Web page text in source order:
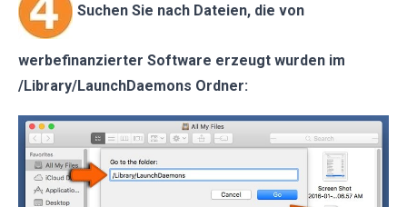
Suchen Sie nach Dateien, die von
werbefinanzierter Software erzeugt wurden im
/Library/LaunchDaemons Ordner: